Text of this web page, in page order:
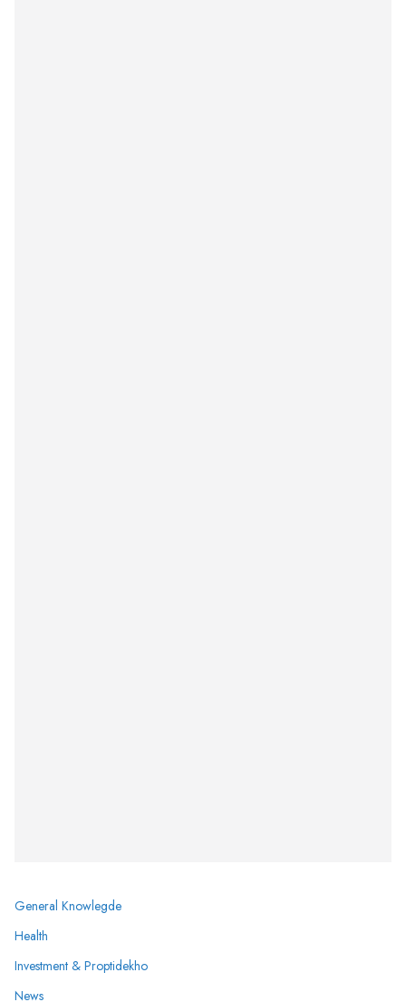
General Knowlegde
Health
Investment & Proptidekho
News